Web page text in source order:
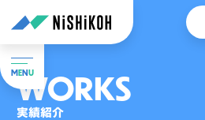
MENU
WORKS
実績紹介